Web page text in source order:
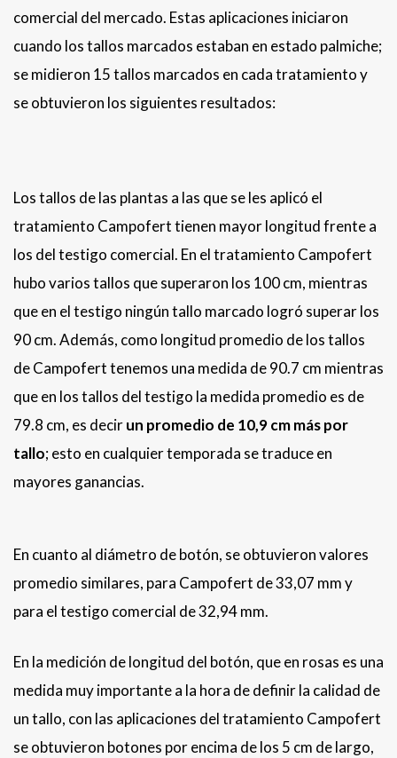
comercial del mercado. Estas aplicaciones iniciaron
cuando los tallos marcados estaban en estado palmiche;
se midieron 15 tallos marcados en cada tratamiento y
se obtuvieron los siguientes resultados:
Los tallos de las plantas a las que se les aplicó el
tratamiento Campofert tienen mayor longitud frente a
los del testigo comercial. En el tratamiento Campofert
hubo varios tallos que superaron los 100 cm, mientras
que en el testigo ningún tallo marcado logró superar los
90 cm. Además, como longitud promedio de los tallos
de Campofert tenemos una medida de 90.7 cm mientras
que en los tallos del testigo la medida promedio es de
79.8 cm, es decirun promedio de 10,9 cm más por
tallo; esto en cualquier temporada se traduce en
mayores ganancias.
En cuanto al diámetro de botón, se obtuvieron valores
promedio similares, para Campofert de 33,07 mm y
para el testigo comercial de 32,94 mm.
En la medición de longitud del botón, que en rosas es una
medida muy importante a la hora de definir la calidad de
un tallo, con las aplicaciones del tratamiento Campofert
se obtuvieron botones por encima de los 5 cm de largo,